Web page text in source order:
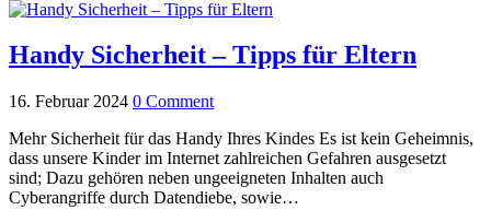
Handy Sicherheit – Tipps für Eltern
16. Februar 2024 0 Comment
Mehr Sicherheit für das Handy Ihres Kindes Es ist kein Geheimnis,
dass unsere Kinder im Internet zahlreichen Gefahren ausgesetzt
sind; Dazu gehören neben ungeeigneten Inhalten auch
Cyberangriffe durch Datendiebe, sowie…